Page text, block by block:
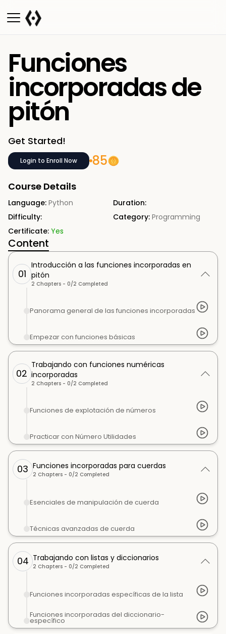
Funciones
incorporadas de
pitón
Get Started!
Login to Enroll Now 85
Course Details
Language: Python
Duration:
Difficulty:
Category: Programming
Certificate: Yes
Content
01
Introducción a las funciones incorporadas en
pitón
2 Chapters - 0/2 Completed
Panorama general de las funciones incorporadas
Empezar con funciones básicas
02
Trabajando con funciones numéricas
incorporadas
2 Chapters - 0/2 Completed
Funciones de explotación de números
Practicar con Número Utilidades
03 Funciones incorporadas para cuerdas
2 Chapters - 0/2 Completed
Esenciales de manipulación de cuerda
Técnicas avanzadas de cuerda
04 Trabajando con listas y diccionarios
2 Chapters - 0/2 Completed
Funciones incorporadas específicas de la lista
Funciones incorporadas del diccionario-
específico